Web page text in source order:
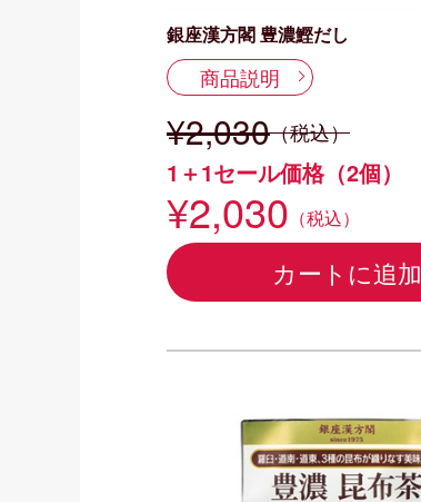
銀座漢方閣 豊濃鰹だし
商品説明
¥2,030（税込）
1＋1セール価格（2個）
¥2,030 （税込）
カートに追加